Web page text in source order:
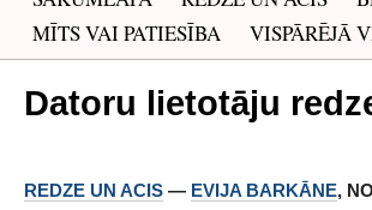
MĪTS VAI PATIESĪBA
VISPĀRĒJĀ
Datoru lietotāju
REDZE UN ACIS — EVIJA BARKĀNE,